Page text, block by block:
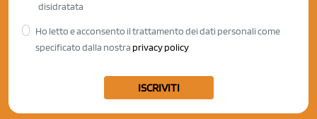
disidratata
Ho letto e acconsento il trattamento dei dati personali come
specificato dalla nostra privacy policy
ISCRIVITI